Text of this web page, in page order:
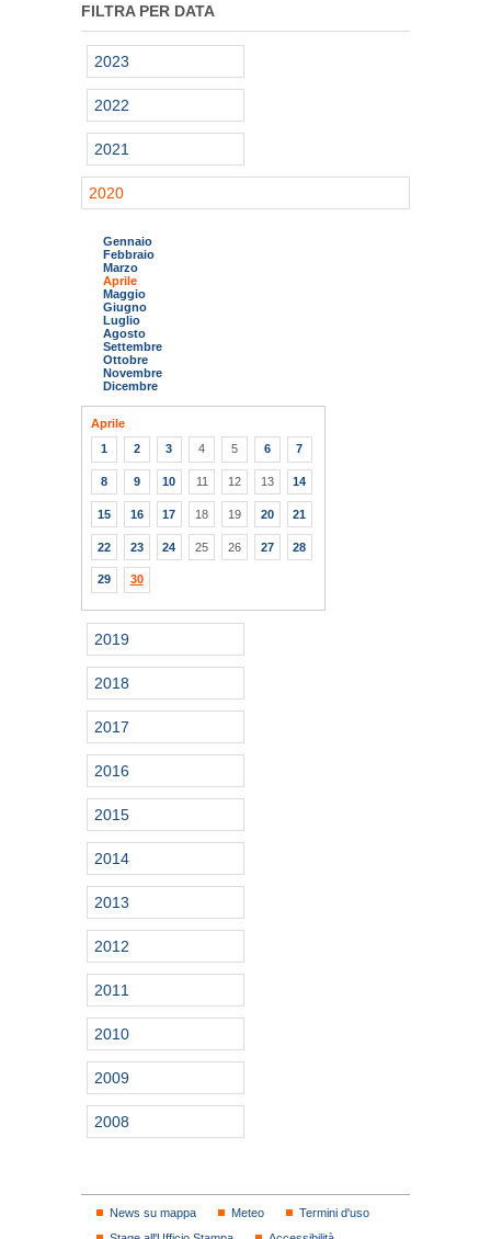
FILTRA PER DATA
2023
2022
2021
2020
Gennaio
Febbraio
Marzo
Aprile
Maggio
Giugno
Luglio
Agosto
Settembre
Ottobre
Novembre
Dicembre
Aprile
1
2 3 4 5 6 7
8 9 10 11 12 13 14
15 16 17 18 19 20 21
22 23 24 25 26 27 28
29 30
2019
2018
2017
2016
2015
2014
2013
2012
2011
2010
2009
2008
News su mappa Meteo
Termini d'uso